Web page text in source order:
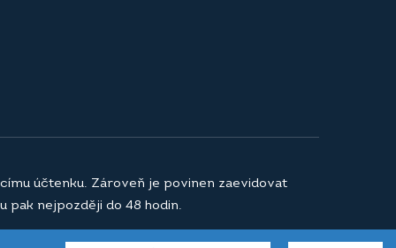
účtenku. Zároveň je povinen zaevidovat
pak nejpozději do 48 hodin.